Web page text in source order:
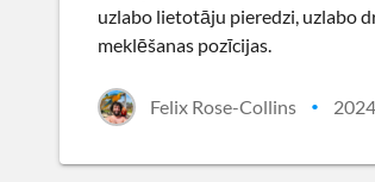
uzlabo lietotāju pieredzi, uzlabo
meklēšanas pozīcijas.
Felix Rose-Collins •